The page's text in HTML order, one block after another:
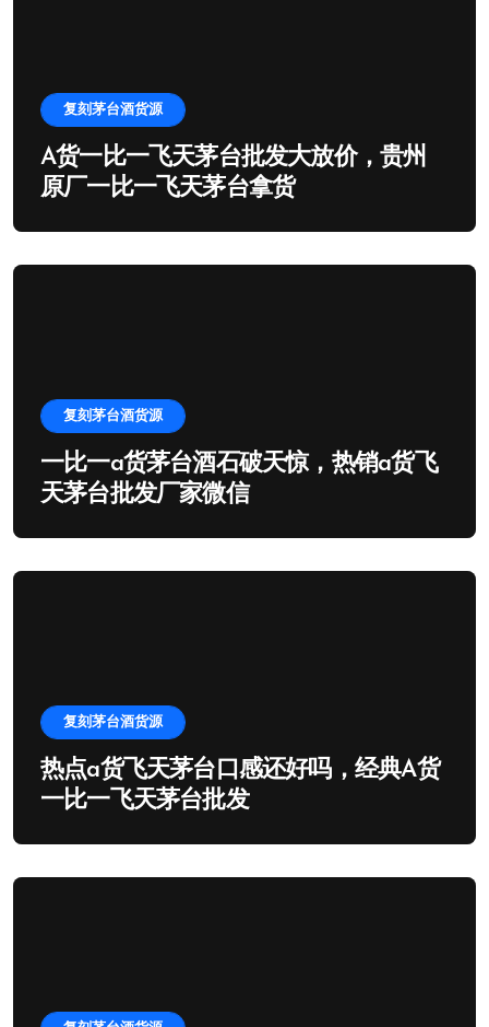
复刻茅台酒货源
A货一比一飞天茅台批发大放价，贵州
原厂一比一飞天茅台拿货
复刻茅台酒货源
一比一a货茅台酒石破天惊，热销a货飞
天茅台批发厂家微信
复刻茅台酒货源
热点a货飞天茅台口感还好吗，经典A货
一比一飞天茅台批发